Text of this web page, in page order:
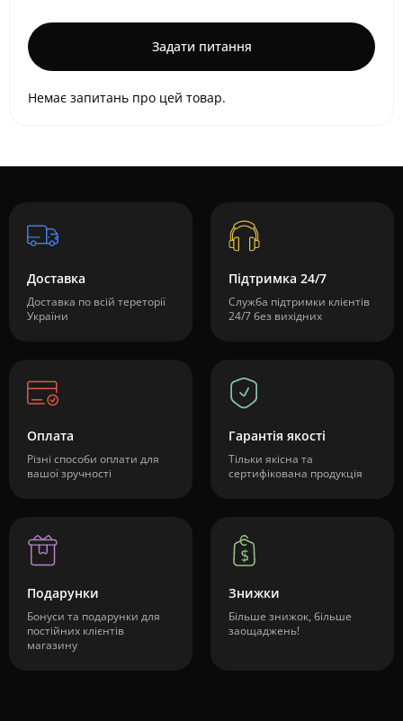
Задати питання
Немає запитань про цей товар.
Доставка
Доставка по всій тереторії
України
Підтримка 24/7
Служба підтримки клієнтів
24/7 без вихідних
Оплата
Різні способи оплати для
вашої зручності
Гарантія якості
Тільки якісна та
сертифікована продукція
Подарунки
Бонуси та подарунки для
постійних клієнтів
магазину
Знижки
Більше знижок, більше
заощаджень!